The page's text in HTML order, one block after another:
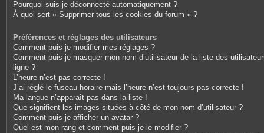
Pourquoi suis-je déconnecté automatiquement ?
À quoi sert « Supprimer tous les cookies du forum » ?
Préférences et réglages des utilisateurs
Comment puis-je modifier mes réglages ?
Comment puis-je masquer mon nom d’utilisateur de la liste des
ligne ?
L’heure n’est pas correcte !
J’ai réglé le fuseau horaire mais l’heure n’est toujours pas correcte !
Ma langue n’apparaît pas dans la liste !
Que signifient les images situées à côté de mon nom d’utilisateur ?
Comment puis-je afficher un avatar ?
Quel est mon rang et comment puis-je le modifier ?